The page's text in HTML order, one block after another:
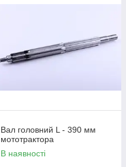
Вал головний L - 390 мм
мототрактора
В наявності